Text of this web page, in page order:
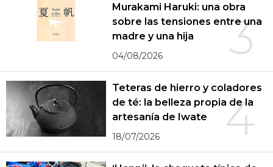
3
Murakami Haruki: una obra
sobre las tensiones entre una
madre y una hija
04/08/2026
4
Teteras de hierro y coladores
de té: la belleza propia de la
artesanía de Iwate
18/07/2026